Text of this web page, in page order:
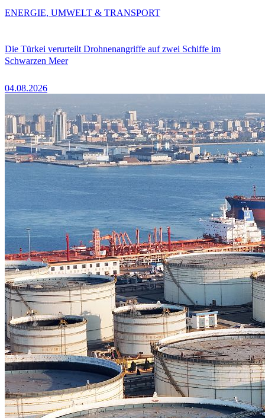
Die Türkei verurteilt Drohnenangriffe auf zwei Schiffe im
Schwarzen Meer
04.08.2026
ENERGIE, UMWELT & TRANSPORT